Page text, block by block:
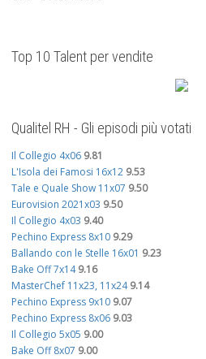
Top 10 Talent per vendite
Qualitel RH - Gli episodi più votati
Il Collegio 4x06 9.81
L'Isola dei Famosi 16x12 9.53
Tale e Quale Show 11x07 9.50
Eurovision 2021x03 9.50
Il Collegio 4x03 9.40
Pechino Express 8x10 9.29
Ballando con le Stelle 16x01 9.23
Bake Off 7x14 9.16
MasterChef 11x23, 11x24 9.14
Pechino Express 9x10 9.07
Pechino Express 8x06 9.03
Il Collegio 5x05 9.00
Bake Off 8x07 9.00